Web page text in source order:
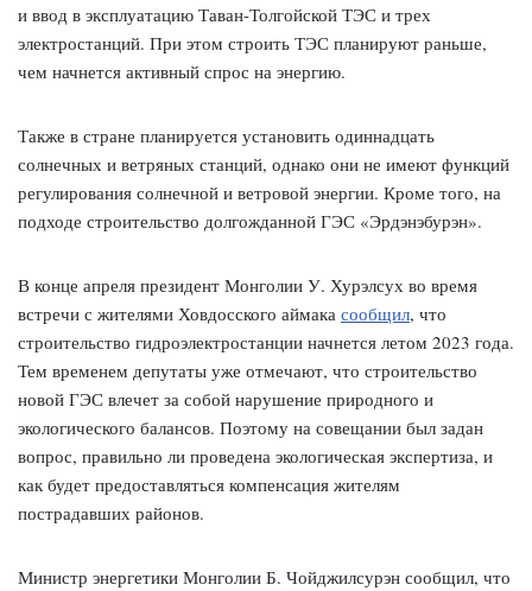
и ввод в эксплуатацию Таван-Толгойской ТЭС и трех
электростанций. При этом строить ТЭС планируют раньше,
чем начнется активный спрос на энергию.
Также в стране планируется установить одиннадцать
солнечных и ветряных станций, однако они не имеют функций
регулирования солнечной и ветровой энергии. Кроме того, на
подходе строительство долгожданной ГЭС «Эрдэнэбурэн».
В конце апреля президент Монголии У. Хурэлсух во время
встречи с жителями Ховдосского аймака сообщил, что
строительство гидроэлектростанции начнется летом 2023 года.
Тем временем депутаты уже отмечают, что строительство
новой ГЭС влечет за собой нарушение природного и
экологического балансов. Поэтому на совещании был задан
вопрос, правильно ли проведена экологическая экспертиза, и
как будет предоставляться компенсация жителям
пострадавших районов.
Министр энергетики Монголии Б. Чойджилсурэн сообщил, что